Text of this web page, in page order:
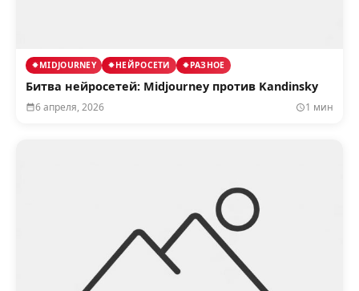
MIDJOURNEY НЕЙРОСЕТИ РАЗНОЕ
Битва нейросетей: Midjourney против Kandinsky
6 апреля, 2026 1 мин